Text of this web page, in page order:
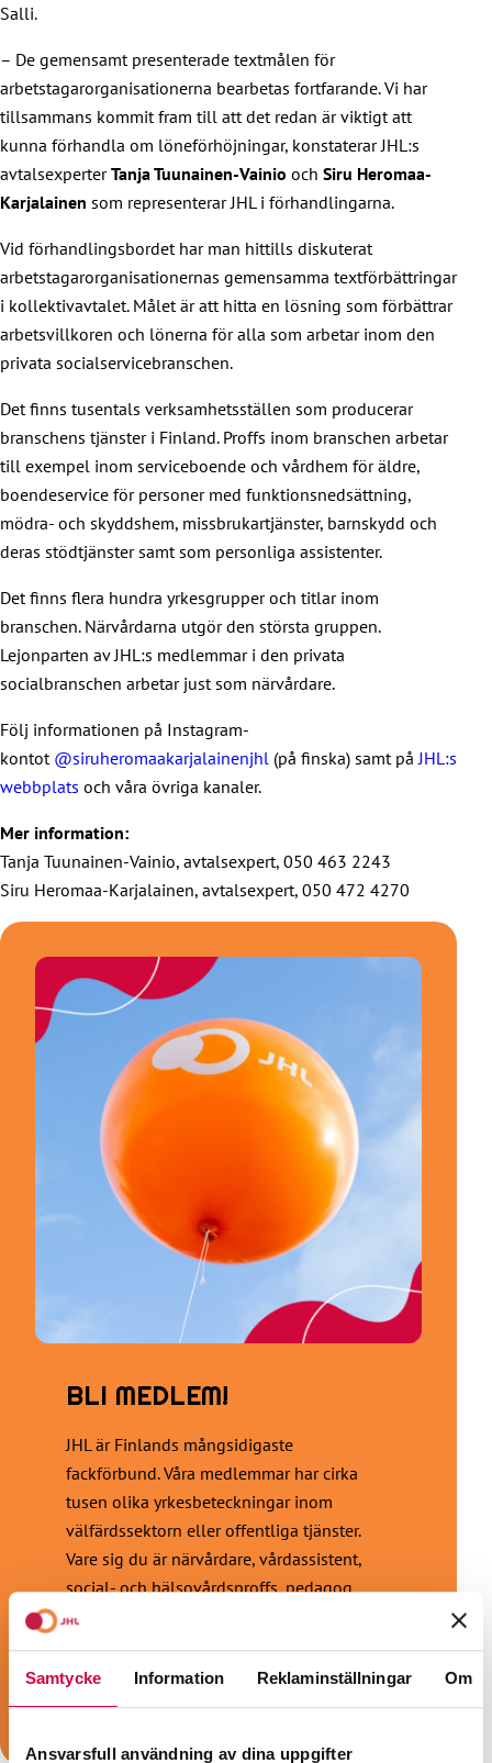
Samtycke Information Reklaminställningar Om
Ansvarsfull användning av dina uppgifter
Salli.
– De gemensamt presenterade textmålen för
arbetstagarorganisationerna bearbetas fortfarande. Vi har
tillsammans kommit fram till att det redan är viktigt att
kunna förhandla om löneförhöjningar, konstaterar JHL:s
avtalsexperterTanja Tuunainen-Vainio och Siru Heromaa-
Karjalainen som representerar JHL i förhandlingarna.
Vid förhandlingsbordet har man hittills diskuterat
arbetstagarorganisationernas gemensamma textförbättringar
i kollektivavtalet. Målet är att hitta en lösning som förbättrar
arbetsvillkoren och lönerna för alla som arbetar inom den
privata socialservicebranschen.
Det finns tusentals verksamhetsställen som producerar
branschens tjänster i Finland. Proffs inom branschen arbetar
till exempel inom serviceboende och vårdhem för äldre,
boendeservice för personer med funktionsnedsättning,
mödra- och skyddshem, missbrukartjänster, barnskydd och
deras stödtjänster samt som personliga assistenter.
Det finns flera hundra yrkesgrupper och titlar inom
branschen. Närvårdarna utgör den största gruppen.
Lejonparten av JHL:s medlemmar i den privata
socialbranschen arbetar just som närvårdare.
Följ informationen på Instagram-
kontot @siruheromaakarjalainenjhl (på finska) samt på JHL:s
webbplats och våra övriga kanaler.
Mer information:
Tanja Tuunainen-Vainio, avtalsexpert, 050 463 2243
Siru Heromaa-Karjalainen, avtalsexpert, 050 472 4270
BLI MEDLEM!
JHL är Finlands mångsidigaste
fackförbund. Våra medlemmar har cirka
tusen olika yrkesbeteckningar inom
välfärdssektorn eller offentliga tjänster.
Vare sig du är närvårdare, vårdassistent,
social- och hälsovårdsproffs, pedagog,
barnskötare, städare, kosthållsarbetare,
fackförbundet för dig!